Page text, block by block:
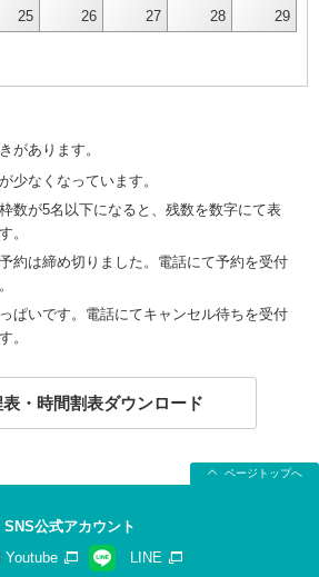
25 26 27 28 29
があります。
少なくなっています。
数が5名以下になると、残数を数字にて表
。
約は締め切りました。電話にて予約を受付
ぱいです。電話にてキャンセル待ちを受付
。
・時間割表ダウンロード
ページトップへ
SNS公式アカウント
Youtube
LINE